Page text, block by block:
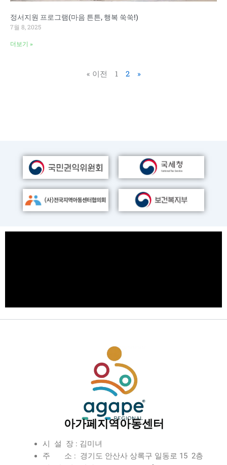
정서지원 프로그램(마음 튼튼, 행복 쑥쑥!)
7월 8, 2025
더보기 »
« 이전 1 2 »
아가페지역아동센터
시 설 장 : 김미녀
주 소 : 경기도 안산사 상록구 일동로 15 2층